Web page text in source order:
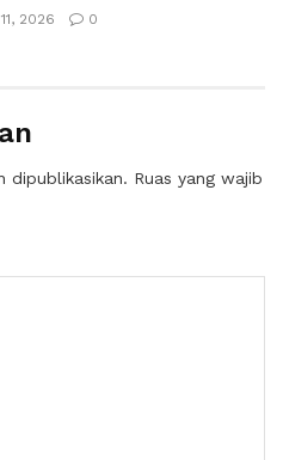
2026 0
dipublikasikan. Ruas yang wajib